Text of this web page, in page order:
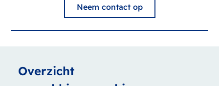
Neem contact op
Overzicht